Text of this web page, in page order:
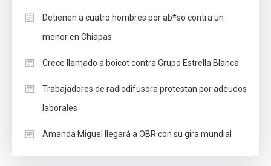
Detienen a cuatro hombres por ab*so contra un
menor en Chiapas
Crece llamado a boicot contra Grupo Estrella Blanca
Trabajadores de radiodifusora protestan por adeudos
laborales
Amanda Miguel llegará a OBR con su gira mundial